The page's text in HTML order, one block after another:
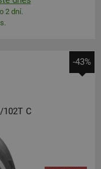
2 dní.
-43%
102T C